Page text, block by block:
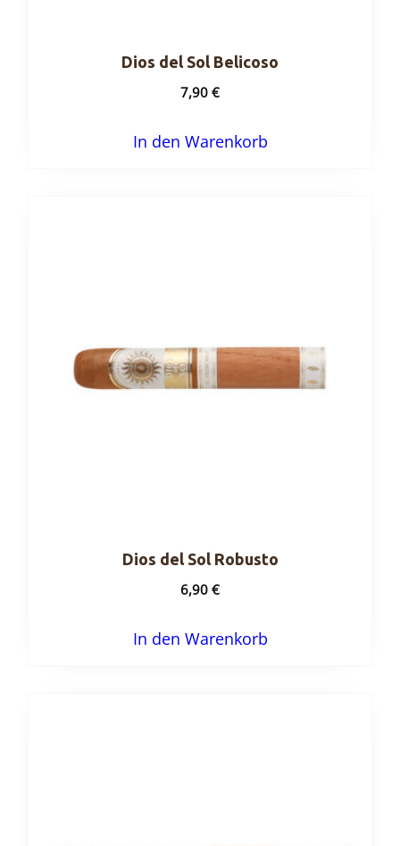
Dios del Sol Belicoso
7,90€
In den Warenkorb
Dios del Sol Robusto
6,90€
In den Warenkorb